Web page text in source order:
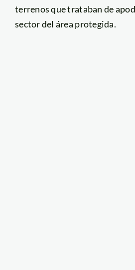
terrenos que trataban de
sector del área protegida.